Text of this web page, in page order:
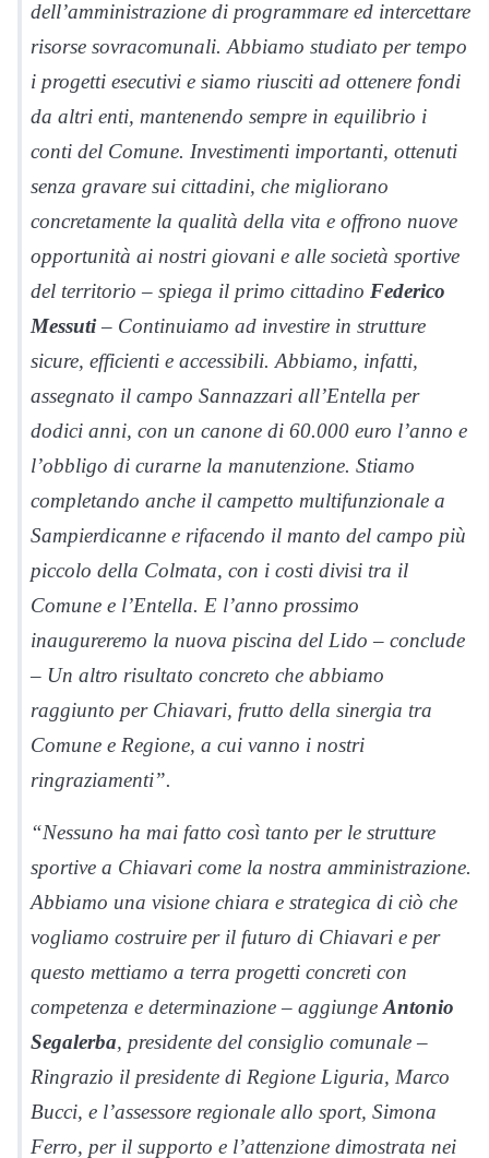
dell’amministrazione di programmare ed intercettare
risorse sovracomunali. Abbiamo studiato per tempo
i progetti esecutivi e siamo riusciti ad ottenere fondi
da altri enti, mantenendo sempre in equilibrio i
conti del Comune. Investimenti importanti, ottenuti
senza gravare sui cittadini, che migliorano
concretamente la qualità della vita e offrono nuove
opportunità ai nostri giovani e alle società sportive
del territorio – spiega il primo cittadino Federico
Messuti– Continuiamo ad investire in strutture
sicure, efficienti e accessibili. Abbiamo, infatti,
assegnato il campo Sannazzari all’Entella per
dodici anni, con un canone di 60.000 euro l’anno e
l’obbligo di curarne la manutenzione. Stiamo
completando anche il campetto multifunzionale a
Sampierdicanne e rifacendo il manto del campo più
piccolo della Colmata, con i costi divisi tra il
Comune e l’Entella. E l’anno prossimo
inaugureremo la nuova piscina del Lido – conclude
– Un altro risultato concreto che abbiamo
raggiunto per Chiavari, frutto della sinergia tra
Comune e Regione, a cui vanno i nostri
ringraziamenti”.
“Nessuno ha mai fatto così tanto per le strutture
sportive a Chiavari come la nostra amministrazione.
Abbiamo una visione chiara e strategica di ciò che
vogliamo costruire per il futuro di Chiavari e per
questo mettiamo a terra progetti concreti con
competenza e determinazione – aggiunge Antonio
Segalerba, presidente del consiglio comunale –
Ringrazio il presidente di Regione Liguria, Marco
Bucci, e l’assessore regionale allo sport, Simona
Ferro, per il supporto e l’attenzione dimostrata nei